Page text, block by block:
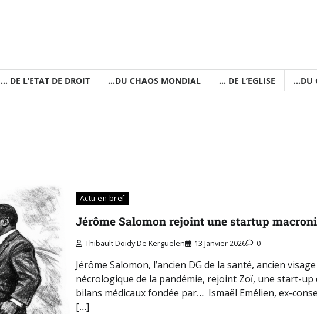
… DE L’ETAT DE DROIT …DU CHAOS MONDIAL … DE L’EGLISE …DU
Actu en bref
Jérôme Salomon rejoint une startup
Thibault Doidy De Kerguelen 13 Janvier 2026 0
Jérôme Salomon, l’ancien DG de la santé, ancien visage
nécrologique de la pandémie, rejoint Zoï, une start-up
bilans médicaux fondée par… Ismaël Emélien, ex-
[…]